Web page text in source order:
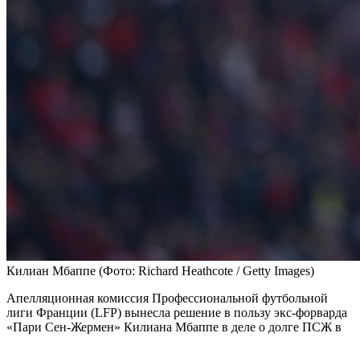
Килиан Мбаппе (Фото: Richard Heathcote / Getty Images)
Апелляционная комиссия Профессиональной футбольной
лиги Франции (LFP) вынесла решение в пользу экс-форварда
«Пари Сен-Жермен» Килиана Мбаппе в деле о долге ПСЖ в